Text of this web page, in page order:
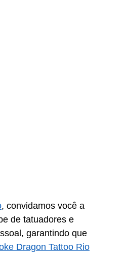
, convidamos você a
de tatuadores e
garantindo que
Dragon Tattoo Rio